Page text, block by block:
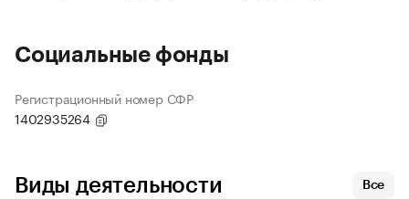
Социальные фонды
Регистрационный номер СФР
1402935264
Виды деятельности Все